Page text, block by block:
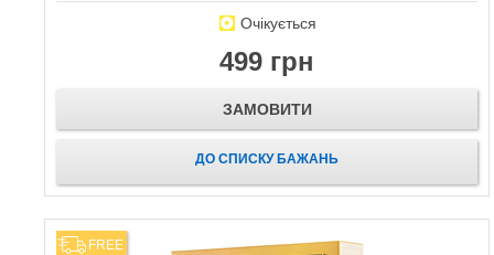
Очікується
499 грн
ЗАМОВИТИ
ДО СПИСКУ БАЖАНЬ
FREE